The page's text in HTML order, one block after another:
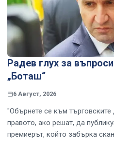
Радев глух за
„Боташ“
6 Август, 2026
"Обърнете се към
правото, ако решат, да
премиерът, който забърка